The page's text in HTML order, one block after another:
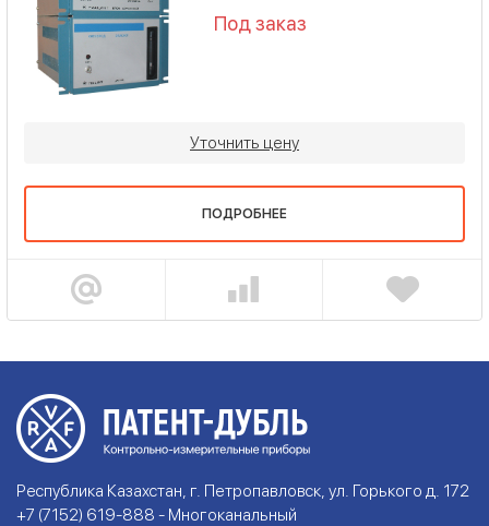
Под заказ
Уточнить цену
ПОДРОБНЕЕ
Республика Казахстан, г. Петропавловск, ул. Горького д. 172
+7 (7152) 619-888 - Многоканальный